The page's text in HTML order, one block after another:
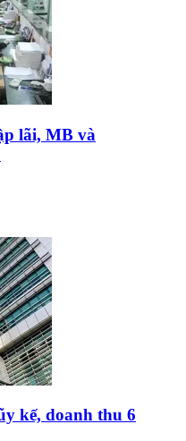
lãi, MB và
kế, doanh thu 6